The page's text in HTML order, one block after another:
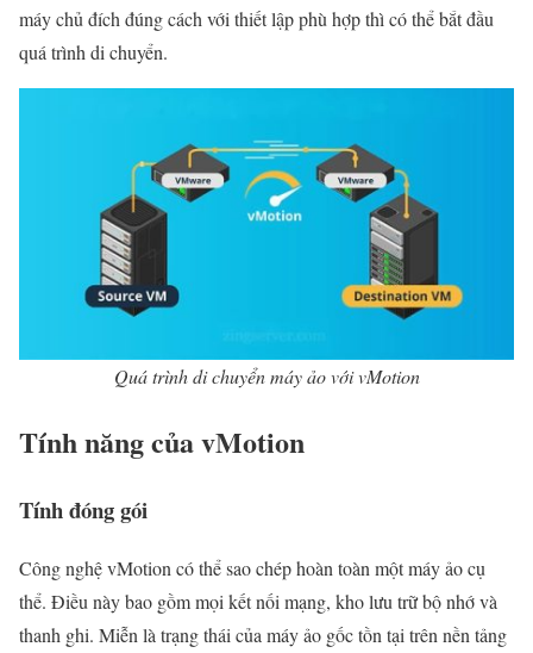
máy chủ đích đúng cách với thiết lập phù hợp thì có thể bắt đầu
quá trình di chuyển.
Quá trình di chuyển máy ảo với vMotion
Tính năng của vMotion
Tính đóng gói
Công nghệ vMotion có thể sao chép hoàn toàn một máy ảo cụ
thể. Điều này bao gồm mọi kết nối mạng, kho lưu trữ bộ nhớ và
thanh ghi. Miễn là trạng thái của máy ảo gốc tồn tại trên nền tảng